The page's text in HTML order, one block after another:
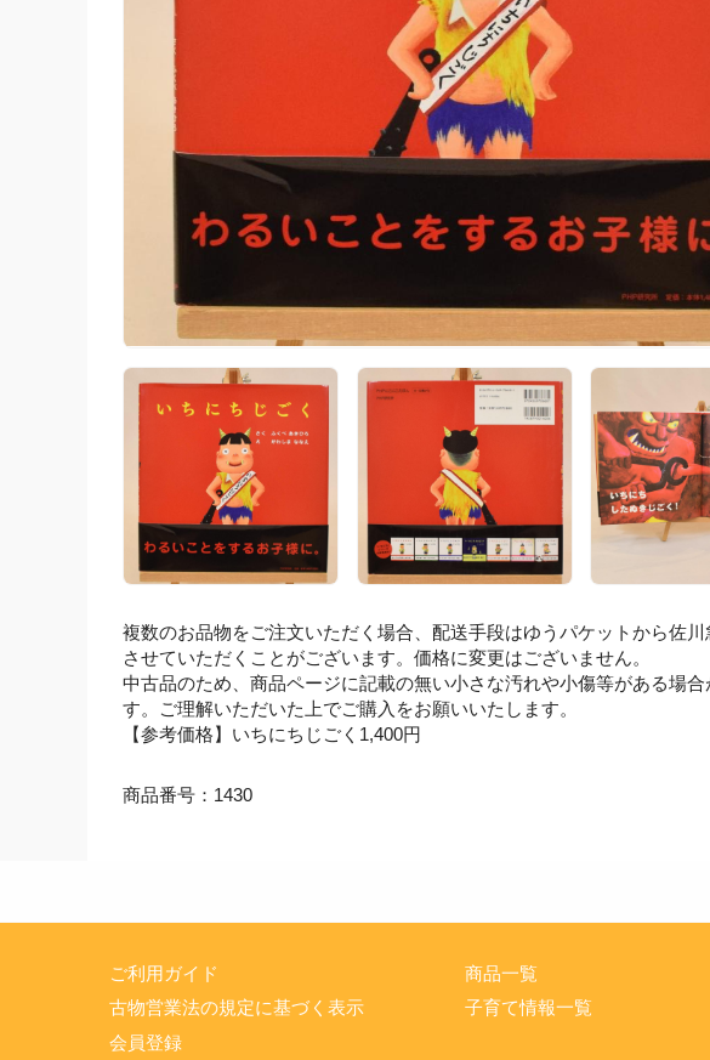
複数のお品物をご注文いただく場合、配送手段はゆうパケットから佐川
させていただくことがございます。価格に変更はございません。
中古品のため、商品ページに記載の無い小さな汚れや小傷等がある場合
す。ご理解いただいた上でご購入をお願いいたします。
【参考価格】いちにちじごく1,400円
商品番号：1430
ご利用ガイド
古物営業法の規定に基づく表示
会員登録
商品一覧
子育て情報一覧